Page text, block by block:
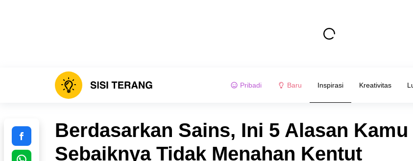
Pribadi Baru Inspirasi Kreativitas
Berdasarkan Sains, Ini 5 Alasan Kamu
Sebaiknya Tidak Menahan Kentut